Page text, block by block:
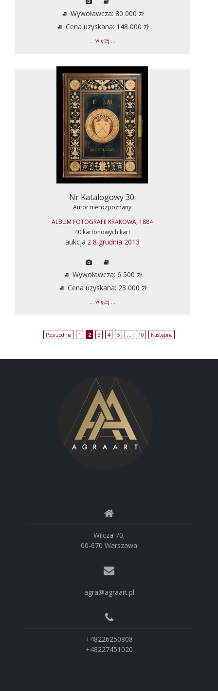
Wywoławcza: 80 000 zł
Cena uzyskana: 148 000 zł
... więcej ...
Nr Katalogowy 30.
Autor nierozpoznany
ALBUM FOTOGRAFII KRAKOWA, 1884
40 kartonowych kart
aukcja z 8 grudnia 2013
Wywoławcza: 6 500 zł
Cena uzyskana: 23 000 zł
... więcej ...
Poprzednia 1 2 3 4 5 10 Następna
Wilcza 70,
00-670 Warszawa
agra@agraart.pl
+48226250808
+48227451020